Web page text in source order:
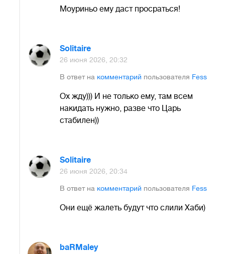
Моуриньо ему даст просраться!
Solitaire
26 июня 2026, 20:32
В ответ на комментарий пользователя Fess
Ох жду))) И не только ему, там всем
накидать нужно, разве что Царь
стабилен))
Solitaire
26 июня 2026, 20:34
В ответ на комментарий пользователя Fess
Они ещё жалеть будут что слили Хаби)
baRMaley